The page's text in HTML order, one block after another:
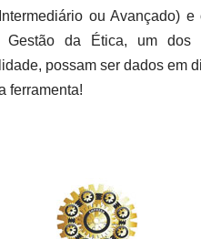
ou Avançado)
da Ética, um dos
possam ser dados em
ferramenta!